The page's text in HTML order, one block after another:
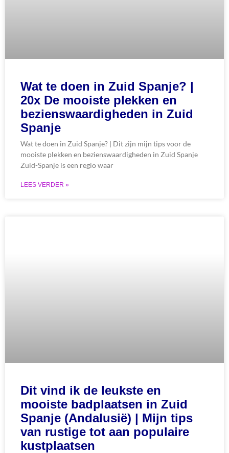
Wat te doen in Zuid Spanje? |
20x De mooiste plekken en
bezienswaardigheden in Zuid
Spanje
Wat te doen in Zuid Spanje? | Dit zijn mijn tips voor de
mooiste plekken en bezienswaardigheden in Zuid Spanje
Zuid-Spanje is een regio waar
LEES VERDER »
Dit vind ik de leukste en
mooiste badplaatsen in Zuid
Spanje (Andalusië) | Mijn tips
van rustige tot aan populaire
kustplaatsen